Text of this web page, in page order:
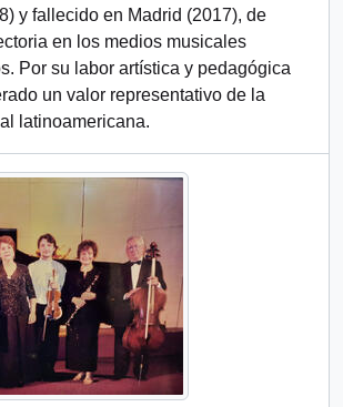
y fallecido en Madrid (2017), de
en los medios musicales
Por su labor artística y pedagógica
un valor representativo de la
latinoamericana.